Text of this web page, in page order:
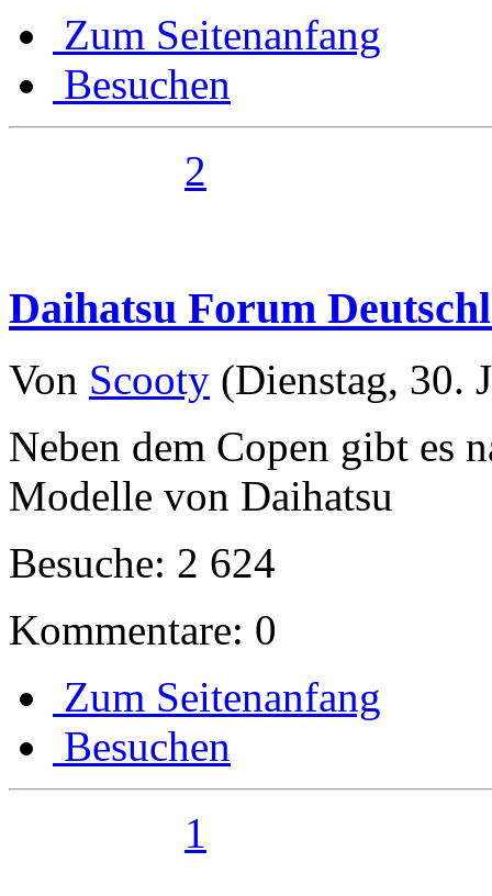
Zum Seitenanfang
Besuchen
2
Daihatsu Forum
Von Scooty (Dienstag, 30.
Neben dem Copen gibt es
Modelle von Daihatsu
Besuche: 2 624
Kommentare: 0
Zum Seitenanfang
Besuchen
1